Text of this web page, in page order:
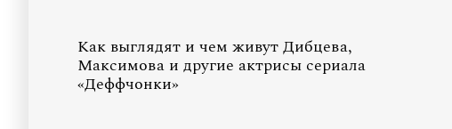
Как выглядят и чем живут Дибцева,
Максимова и другие актрисы сериала
«Деффчонки»